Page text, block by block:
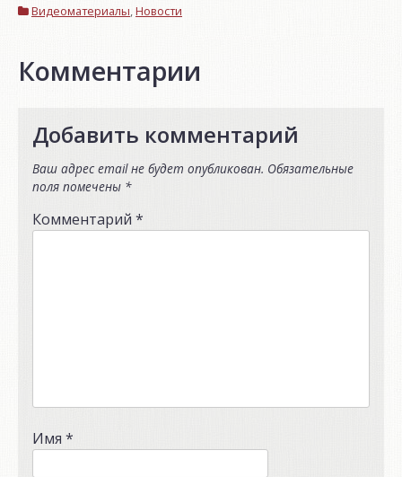
Видеоматериалы,Новости
Комментарии
Добавить комментарий
Ваш адрес email не будет опубликован. Обязательные
поля помечены *
Комментарий *
Имя *